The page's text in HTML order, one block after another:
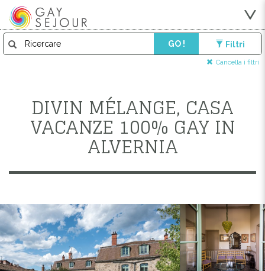
GO ! Filtri
Cancella i filtri
DIVIN MÉLANGE, CASA
VACANZE 100% GAY IN
ALVERNIA